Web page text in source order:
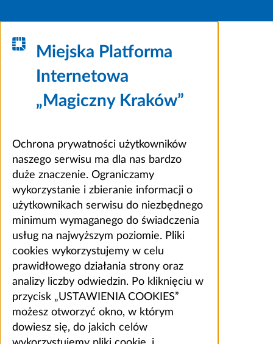
Miejska Platforma
Internetowa
„Magiczny Kraków”
Ochrona prywatności użytkowników
naszego serwisu ma dla nas bardzo
duże znaczenie. Ograniczamy
wykorzystanie i zbieranie informacji o
użytkownikach serwisu do niezbędnego
minimum wymaganego do świadczenia
usług na najwyższym poziomie. Pliki
cookies wykorzystujemy w celu
prawidłowego działania strony oraz
analizy liczby odwiedzin. Po kliknięciu w
przycisk „USTAWIENIA COOKIES”
możesz otworzyć okno, w którym
dowiesz się, do jakich celów